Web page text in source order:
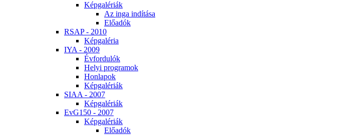
Kép­ga­lé­ri­ák
Az in­ga in­dí­tá­sa
Elő­adók
RSAP - 2010
Kép­ga­lé­ria
IYA - 2009
Év­for­du­lók
He­lyi prog­ra­mok
Hon­la­pok
Kép­ga­lé­ri­ák
SI­AA - 2007
Kép­ga­lé­ri­ák
EvG150 - 2007
Kép­ga­lé­ri­ák
Elő­adók